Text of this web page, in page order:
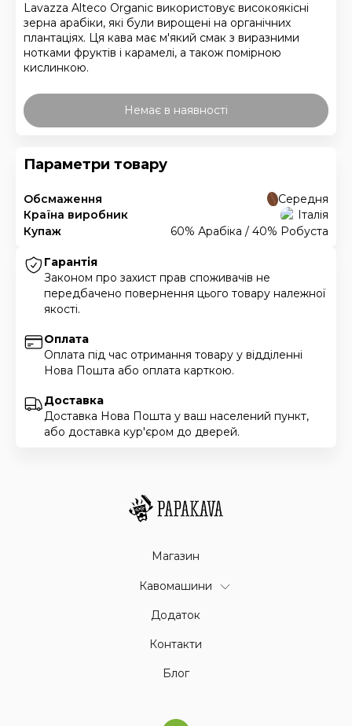
Lavazza Alteco Organic використовує високоякісні
зерна арабіки, які були вирощені на органічних
плантаціях. Ця кава має м'який смак з виразними
нотками фруктів і карамелі, а також помірною
кислинкою.
Немає в наявності
Параметри товару
Обсмаження
Середня
Країна виробник
Італія
Купаж
60% Арабіка / 40% Робуста
Гарантія
Законом про захист прав споживачів не
передбачено повернення цього товару належної
якості.
Оплата
Оплата під час отримання товару у відділенні
Нова Пошта або оплата карткою.
Доставка
Доставка Нова Пошта у ваш населений пункт,
або доставка кур'єром до дверей.
Магазин
Кавомашини
Додаток
Контакти
Блог